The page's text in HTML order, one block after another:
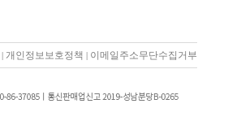
개인정보보호정책 이메일주소무단수집거부